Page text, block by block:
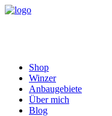
Shop
Winzer
Anbaugebiete
Über mich
Blog